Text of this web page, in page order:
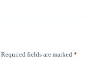
Required fields are marked *